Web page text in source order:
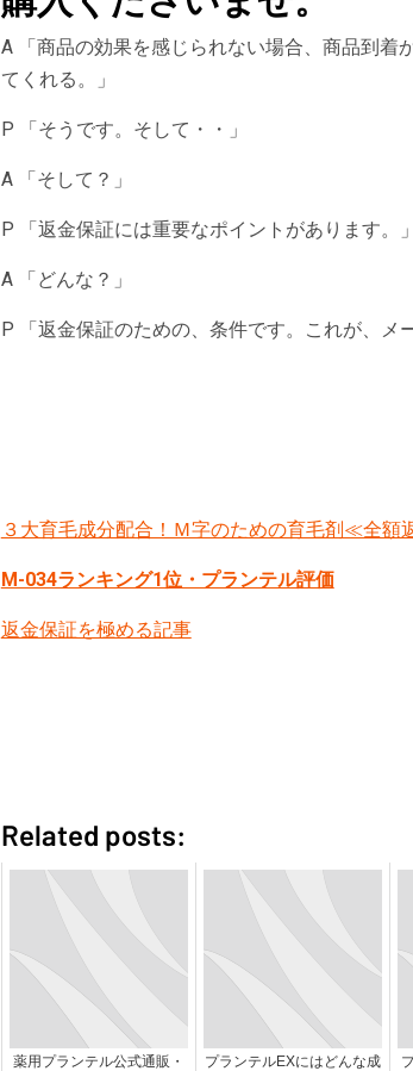
A 「商品の効果を感じられない場合、商品到着
てくれる。」
P 「そうです。そして・・」
A 「そして？」
P 「返金保証には重要なポイントがあります。」
A 「どんな？」
P 「返金保証のための、条件です。これが、メ
３大育毛成分配合！Ｍ字のための育毛剤≪全額
M-034ランキング1位・プランテル評価
返金保証を極める記事
Related posts:
薬用プランテル公式通販・ プランテルEXにはどんな成